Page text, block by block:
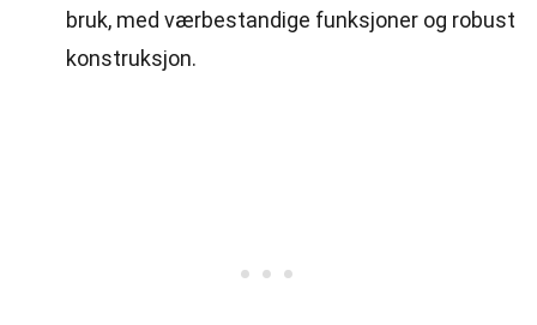
bruk, med værbestandige funksjoner og robust
konstruksjon.